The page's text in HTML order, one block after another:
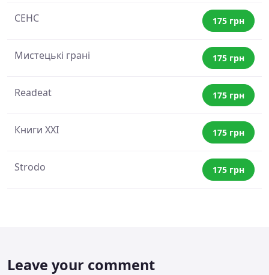
СЕНС 175 грн
Мистецькі грані 175 грн
Readeat 175 грн
Книги XXI 175 грн
Strodo 175 грн
Leave your comment